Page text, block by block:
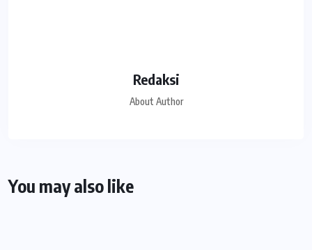
Redaksi
About Author
You may also like